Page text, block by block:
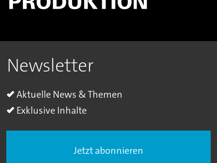
Newsletter
Aktuelle News & Themen
Exklusive Inhalte
Jetzt abonnieren